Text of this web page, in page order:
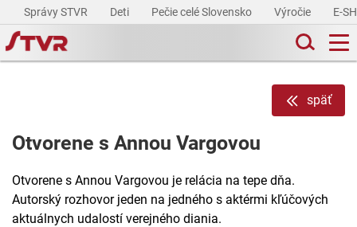
Správy STVR Deti Pečie celé Slovensko Výročie E-
späť
Otvorene s Annou Vargovou
Otvorene s Annou Vargovou je relácia na tepe dňa.
Autorský rozhovor jeden na jedného s aktérmi kľúčových
aktuálnych udalostí verejného diania.